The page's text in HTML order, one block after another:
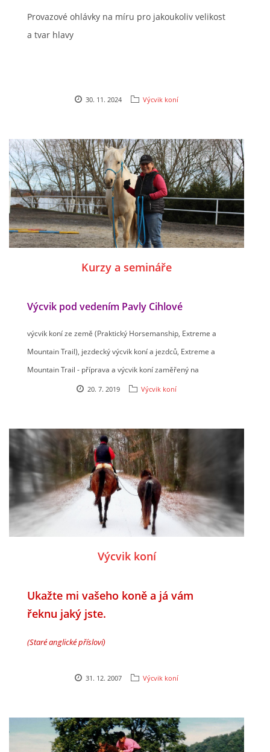
AKCE 2025
© 2026 eStránky.cz
Provazové ohlávky na míru pro jakoukoliv velikost
a tvar hlavy
30. 11. 2024 Výcvik koní
Kurzy a semináře
Výcvik pod vedením Pavly Cihlové
výcvik koní ze země (Praktický Horsemanship, Extreme a
Mountain Trail), jezdecký výcvik koní a jezdců, Extreme a
Mountain Trail - příprava a výcvik koní zaměřený na
soutěžní úroveň (pro začátečníky i pokročilé)
20. 7. 2019 Výcvik koní
Výcvik koní
Ukažte mi vašeho koně a já vám
řeknu jaký jste.
(Staré anglické přísloví)
31. 12. 2007 Výcvik koní